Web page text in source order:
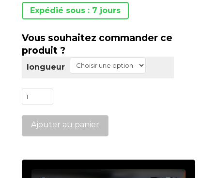
Expédié sous : 7 jours
Vous souhaitez commander ce
produit ?
longueur
quantité
de
Tim-
Power
–
Ajouter au panier